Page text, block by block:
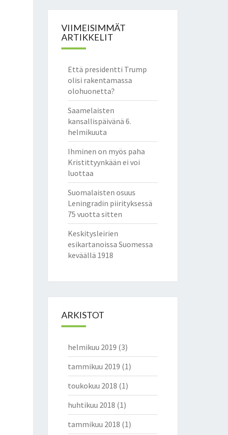
VIIMEISIMMÄT
ARTIKKELIT
Että presidentti Trump
olisi rakentamassa
olohuonetta?
Saamelaisten
kansallispäivänä 6.
helmikuuta
Ihminen on myös paha
Kristittyynkään ei voi
luottaa
Suomalaisten osuus
Leningradin piirityksessä
75 vuotta sitten
Keskitysleirien
esikartanoissa Suomessa
keväällä 1918
ARKISTOT
helmikuu 2019 (3)
tammikuu 2019 (1)
toukokuu 2018 (1)
huhtikuu 2018 (1)
tammikuu 2018 (1)